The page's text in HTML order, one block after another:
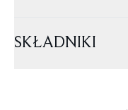
SKŁADNIKI